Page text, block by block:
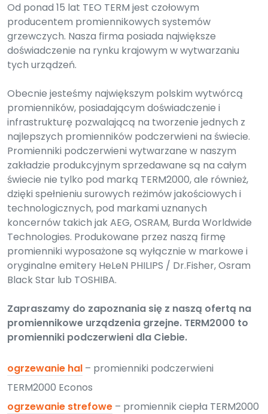
Od ponad 15 lat TEO TERM jest czołowym
producentem promiennikowych systemów
grzewczych. Nasza firma posiada największe
doświadczenie na rynku krajowym w wytwarzaniu
tych urządzeń.
Obecnie jesteśmy największym polskim wytwórcą
promienników, posiadającym doświadczenie i
infrastrukturę pozwalającą na tworzenie jednych z
najlepszych promienników podczerwieni na świecie.
Promienniki podczerwieni wytwarzane w naszym
zakładzie produkcyjnym sprzedawane są na całym
świecie nie tylko pod marką TERM2000, ale również,
dzięki spełnieniu surowych reżimów jakościowych i
technologicznych, pod markami uznanych
koncernów takich jak AEG, OSRAM, Burda Worldwide
Technologies. Produkowane przez naszą firmę
promienniki wyposażone są wyłącznie w markowe i
oryginalne emitery HeLeN PHILIPS / Dr.Fisher, Osram
Black Star lub TOSHIBA.
Zapraszamy do zapoznania się z naszą ofertą na
promiennikowe urządzenia grzejne. TERM2000 to
promienniki podczerwieni dla Ciebie.
ogrzewanie hal – promienniki podczerwieni
TERM2000 Econos
ogrzewanie strefowe – promiennik ciepła TERM2000